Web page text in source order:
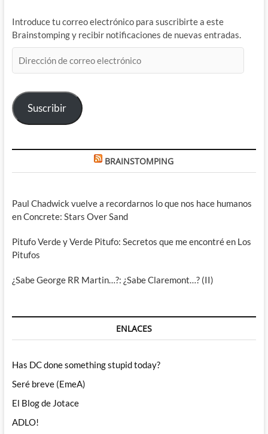
Introduce tu correo electrónico para suscribirte a este
Brainstomping y recibir notificaciones de nuevas entradas.
de
electrónico
Suscribir
BRAINSTOMPING
Paul Chadwick vuelve a recordarnos lo que nos hace humanos
en Concrete: Stars Over Sand
Pitufo Verde y Verde Pitufo: Secretos que me encontré en Los
Pitufos
¿Sabe George RR Martin…?: ¿Sabe Claremont…? (II)
ENLACES
Has DC done something stupid today?
Seré breve (EmeA)
El Blog de Jotace
ADLO!